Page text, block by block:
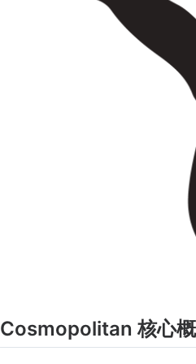
Cosmopolitan 核心